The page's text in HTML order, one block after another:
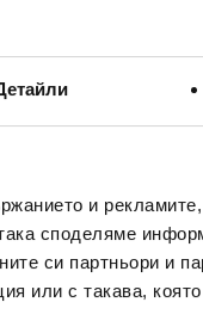
и
споделяме
си партньори и
или с такава,